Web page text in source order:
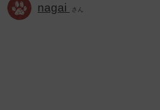
nagai さん